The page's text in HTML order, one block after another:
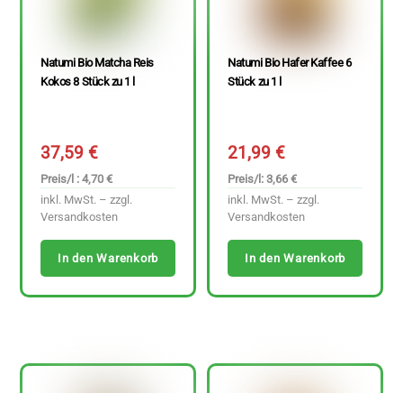
Natumi Bio Matcha Reis
Kokos 8 Stück zu 1 l
37,59€
Preis/l : 4,70 €
inkl. MwSt. – zzgl.
Versandkosten
In den Warenkorb
Natumi Bio Hafer Kaffee 6
Stück zu 1 l
21,99€
Preis/l: 3,66 €
inkl. MwSt. – zzgl.
Versandkosten
In den Warenkorb